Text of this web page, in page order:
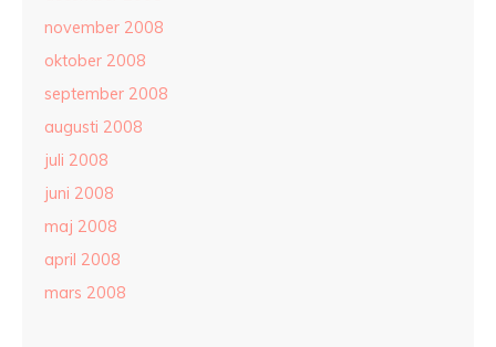
november 2008
oktober 2008
september 2008
augusti 2008
juli 2008
juni 2008
maj 2008
april 2008
mars 2008